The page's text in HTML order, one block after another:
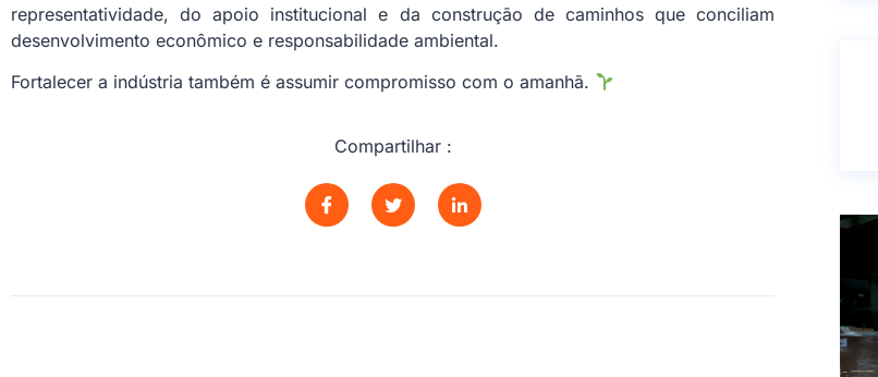
representatividade, do apoio institucional e da construção de caminhos que conciliam
desenvolvimento econômico e responsabilidade ambiental.
Fortalecer a indústria também é assumir compromisso com o amanhã.
Compartilhar :